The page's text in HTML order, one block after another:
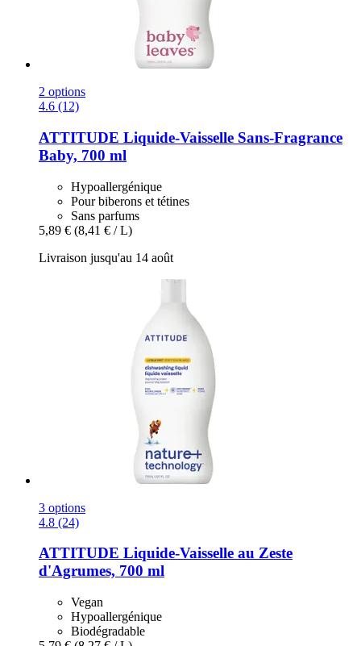
2 options
4.6 (12)
ATTITUDE Liquide-​Vaisselle Sans-​Fragrance
Baby, 700 ml
Hypoallergénique
Pour biberons et tétines
Sans parfums
5,89 € (8,41 € / L)
Livraison jusqu'au 14 août
3 options
4.8 (24)
ATTITUDE Liquide-​Vaisselle au Zeste
d'Agrumes, 700 ml
Vegan
Hypoallergénique
Biodégradable